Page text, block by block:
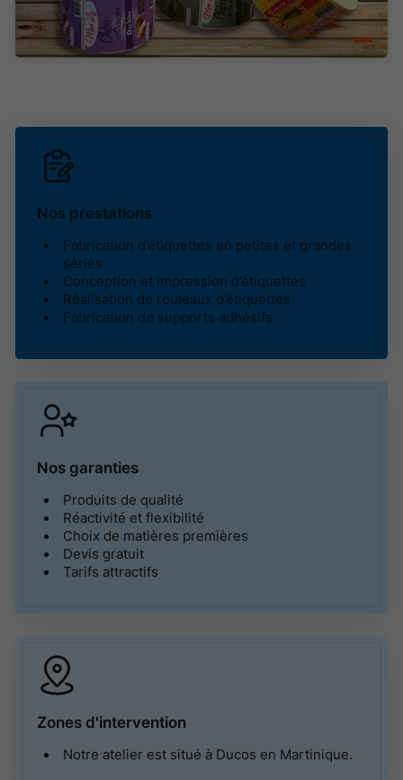
Nos prestations
Fabrication d’étiquettes en petites et grandes
séries
Conception et impression d’étiquettes
Réalisation de rouleaux d’étiquettes
Fabrication de supports adhésifs
Nos garanties
Produits de qualité
Réactivité et flexibilité
Choix de matières premières
Devis gratuit
Tarifs attractifs
Zones d'intervention
Notre atelier est situé à Ducos en Martinique.